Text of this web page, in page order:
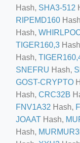
crew-neck-navy-blue/
feed-calculator
co-
Hash, SHA3-512
RIPEMD160
Hash,
TIGER160,3
Hash,
SNEFRU Hash,
GOST-CRYPTO
Hash, CRC32B
FNV1A32 Hash,
JOAAT Hash,
Hash,